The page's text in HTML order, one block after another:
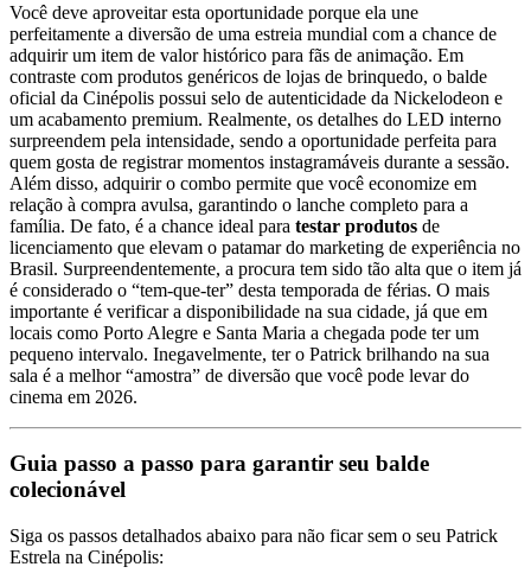
Você deve aproveitar esta oportunidade porque ela une
perfeitamente a diversão de uma estreia mundial com a chance de
adquirir um item de valor histórico para fãs de animação. Em
contraste com produtos genéricos de lojas de brinquedo, o balde
oficial da Cinépolis possui selo de autenticidade da Nickelodeon e
um acabamento premium. Realmente, os detalhes do LED interno
surpreendem pela intensidade, sendo a oportunidade perfeita para
quem gosta de registrar momentos instagramáveis durante a sessão.
Além disso, adquirir o combo permite que você economize em
relação à compra avulsa, garantindo o lanche completo para a
família. De fato, é a chance ideal para testar produtos de
licenciamento que elevam o patamar do marketing de experiência no
Brasil. Surpreendentemente, a procura tem sido tão alta que o item já
é considerado o “tem-que-ter” desta temporada de férias. O mais
importante é verificar a disponibilidade na sua cidade, já que em
locais como Porto Alegre e Santa Maria a chegada pode ter um
pequeno intervalo. Inegavelmente, ter o Patrick brilhando na sua
sala é a melhor “amostra” de diversão que você pode levar do
cinema em 2026.
Guia passo a passo para garantir seu balde
colecionável
Siga os passos detalhados abaixo para não ficar sem o seu Patrick
Estrela na Cinépolis: